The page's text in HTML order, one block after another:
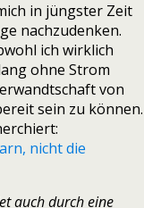
in jüngster Zeit
nachzudenken.
ich wirklich
ohne Strom
von
sein zu können.
nicht die
auch durch eine